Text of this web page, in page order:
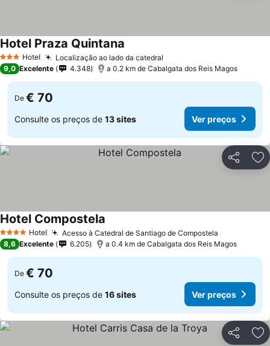
3 EstrelasHotel Localização ao lado da catedral
Hotel Praza Quintana
9,0 Excelente 4.348 a 0.2 km de Cabalgata dos Reis Magos
De € 70
Consulte os preços de 13 sites Ver preços
Partilhar
4 EstrelasHotel Acesso à Catedral de Santiago de Compostela
Hotel Compostela
8,6 Excelente 6.205 a 0.4 km de Cabalgata dos Reis Magos
De € 70
Consulte os preços de 16 sites Ver preços
Partilhar